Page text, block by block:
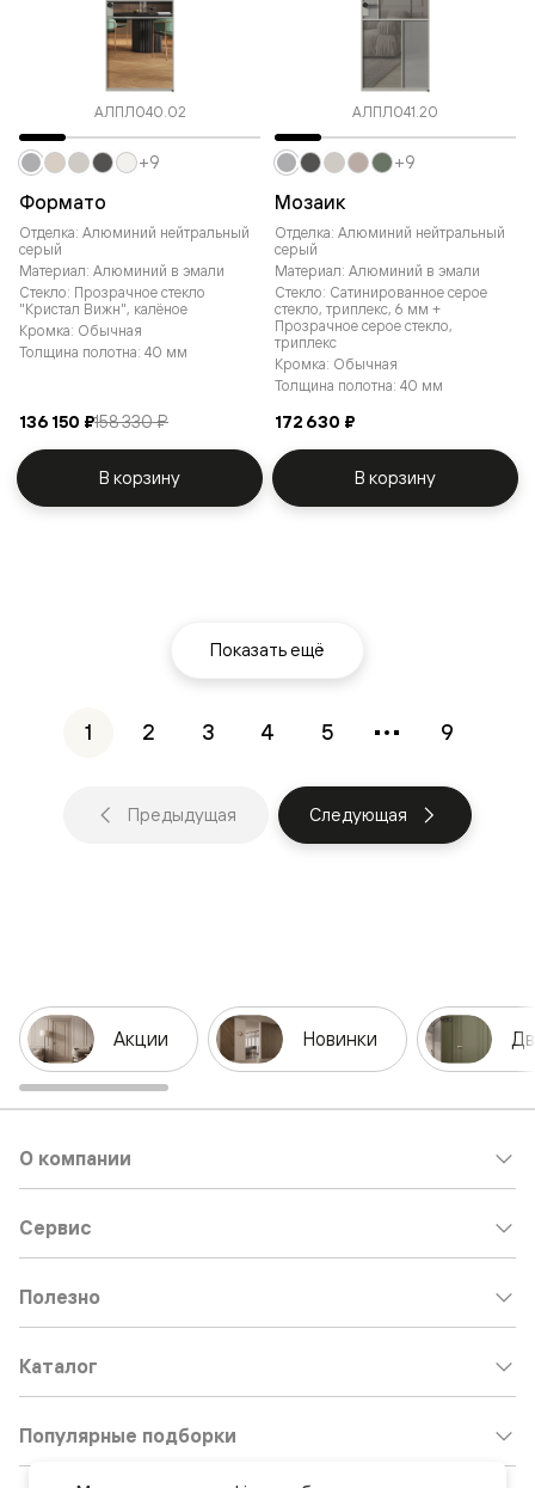
АЛПЛ040.02
Формато
Отделка: Алюминий нейтральный
серый
Материал: Алюминий в эмали
Стекло: Прозрачное стекло
"Кристал Вижн", калёное
Кромка: Обычная
Толщина полотна: 40 мм
136 150 ₽158 330 ₽
+9
В корзину
АЛПЛ041.20
Мозаик
Отделка: Алюминий нейтральный
серый
Материал: Алюминий в эмали
Стекло: Сатинированное серое
стекло, триплекс, 6 мм +
Прозрачное серое стекло,
триплекс
Кромка: Обычная
Толщина полотна: 40 мм
172 630 ₽
+9
В корзину
Показать ещё
1 2 3 4 5 9
Предыдущая Следующая
Акции Новинки
О компании
Сервис
Полезно
Каталог
Популярные подборки